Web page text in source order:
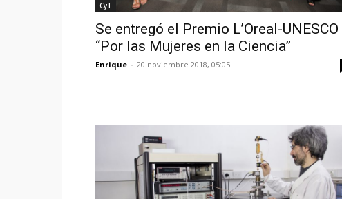
CyT
Se entregó el Premio L’Oreal-UNESCO
“Por las Mujeres en la Ciencia”
Enrique - 20 noviembre 2018, 05:05